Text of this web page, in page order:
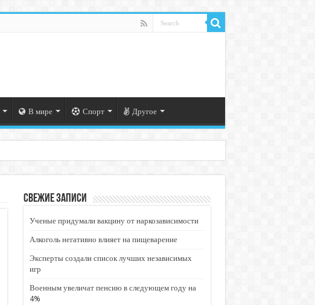
В мире Спорт Другое
Свежие записи
Ученые придумали вакцину от наркозависимости
Алкоголь негативно влияет на пищеварение
Эксперты создали список лучших независимых
игр
Военным увеличат пенсию в следующем году на
4%